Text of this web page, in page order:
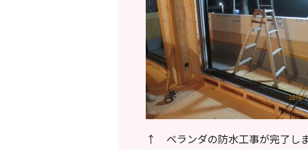
↑ ベランダの防水工事が完了し